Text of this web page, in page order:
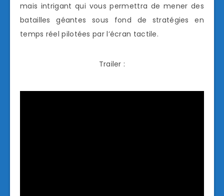
mais intrigant qui vous permettra de mener des
batailles géantes sous fond de stratégies en
temps réel pilotées par l’écran tactile.
Trailer :